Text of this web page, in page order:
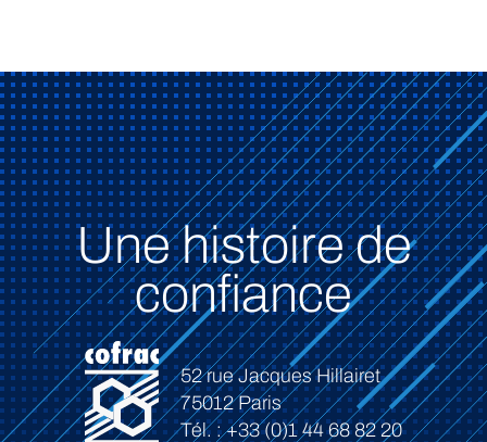
Une histoire de
confiance
52 rue Jacques Hillairet
75012 Paris
Tél. : +33 (0)1 44 68 82 20